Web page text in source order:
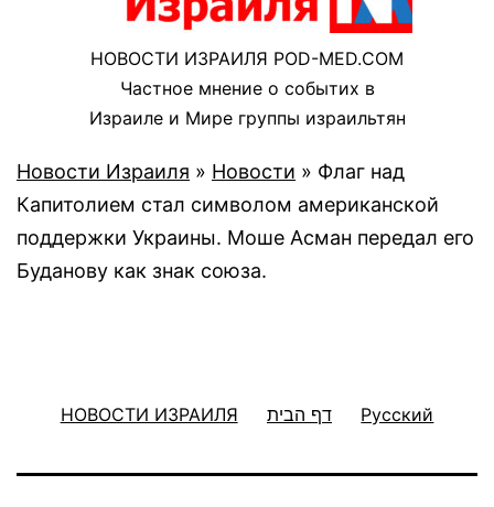
НОВОСТИ ИЗРАИЛЯ POD-MED.COM
Частное мнение о событих в
Израиле и Мире группы израильтян
Новости Израиля » Новости » Флаг над
Капитолием стал символом американской
поддержки Украины. Моше Асман передал его
Буданову как знак союза.
НОВОСТИ ИЗРАИЛЯ דף הבית Русский